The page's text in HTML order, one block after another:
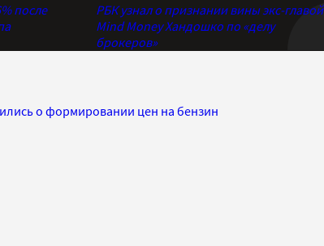
после
РБК узнал о признании вины экс-главой
Mind Money Хандошко по «делу
брокеров»
о формировании цен на бензин